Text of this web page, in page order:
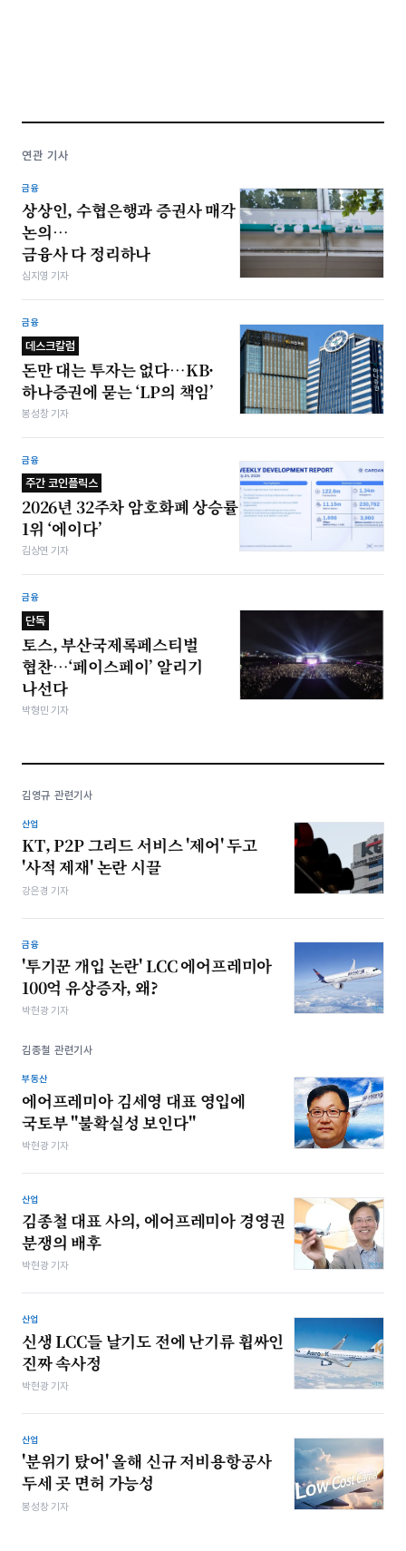
연관 기사
금융
상상인, 수협은행과 증권사 매각
논의…
금융사 다 정리하나
심지영 기자
금융
데스크칼럼
돈만 대는 투자는 없다…KB·
하나증권에 묻는 ‘LP의 책임’
봉성창 기자
금융
주간 코인플릭스
2026년 32주차 암호화폐 상승률
1위 ‘에이다’
김상연 기자
금융
단독
토스, 부산국제록페스티벌
협찬…‘페이스페이’ 알리기
나선다
박형민 기자
김영규 관련기사
산업
KT, P2P 그리드 서비스 '제어' 두고
'사적 제재' 논란 시끌
강은경 기자
금융
'투기꾼 개입 논란' LCC 에어프레미아
100억 유상증자, 왜?
박현광 기자
김종철 관련기사
부동산
에어프레미아 김세영 대표 영입에
국토부 "불확실성 보인다"
박현광 기자
산업
김종철 대표 사의, 에어프레미아 경영권
분쟁의 배후
박현광 기자
산업
신생 LCC들 날기도 전에 난기류 휩싸인
진짜 속사정
박현광 기자
산업
'분위기 탔어' 올해 신규 저비용항공사
두세 곳 면허 가능성
봉성창 기자